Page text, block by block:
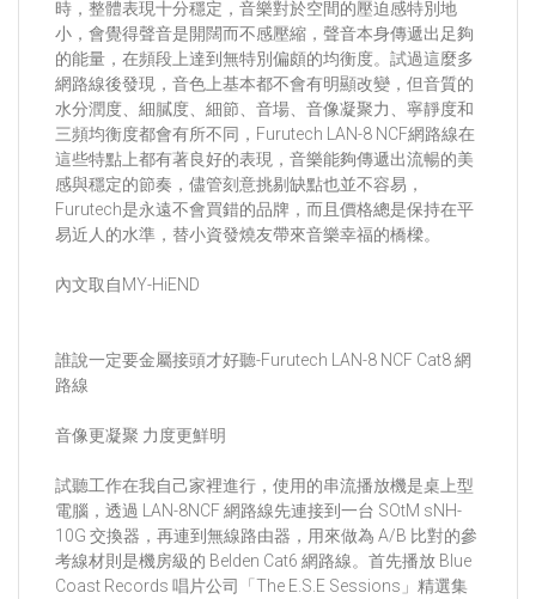
時，整體表現十分穩定，音樂對於空間的壓迫感特別地
小，會覺得聲音是開闊而不感壓縮，聲音本身傳遞出足夠
的能量，在頻段上達到無特別偏頗的均衡度。試過這麼多
網路線後發現，音色上基本都不會有明顯改變，但音質的
水分潤度、細膩度、細節、音場、音像凝聚力、寧靜度和
三頻均衡度都會有所不同，Furutech LAN-8 NCF網路線在
這些特點上都有著良好的表現，⾳樂能夠傳遞出流暢的美
感與穩定的節奏，儘管刻意挑剔缺點也並不容易，
Furutech是永遠不會買錯的品牌，而且價格總是保持在平
易近人的水準，替小資發燒友帶來音樂幸福的橋樑。
內文取自MY-HiEND
誰說一定要金屬接頭才好聽-Furutech LAN-8 NCF Cat8 網
路線
音像更凝聚 力度更鮮明
試聽工作在我自己家裡進行，使用的串流播放機是桌上型
電腦，透過 LAN-8NCF 網路線先連接到一台 SOtM sNH-
10G 交換器，再連到無線路由器，用來做為 A/B 比對的參
考線材則是機房級的 Belden Cat6 網路線。首先播放 Blue
Coast Records 唱片公司「The E.S.E Sessions」精選集